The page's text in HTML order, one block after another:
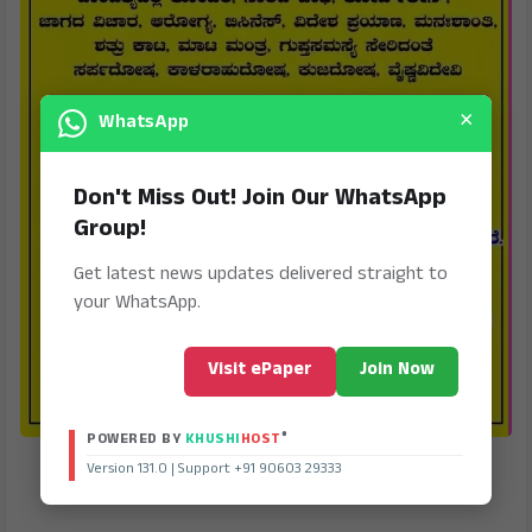
WhatsApp ×
Don't Miss Out! Join Our WhatsApp
Group!
Get latest news updates delivered straight to
your WhatsApp.
Visit ePaper Join Now
POWERED BY KHUSHIHOST®
Version 131.0 | Support +91 90603 29333